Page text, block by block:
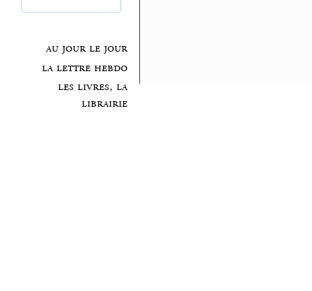
au jour le jour
la lettre hebdo
les livres, la
librairie